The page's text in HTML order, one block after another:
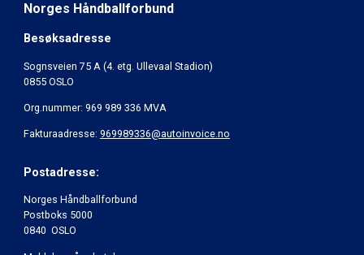
Norges Håndballforbund
Besøksadresse
Sognsveien 75 A (4. etg. Ullevaal Stadion)
0855 OSLO
Org.nummer: 969 989 336 MVA
Fakturaadresse: 969989336@autoinvoice.no
Postadresse:
Norges Håndballforbund
Postboks 5000
0840 OSLO